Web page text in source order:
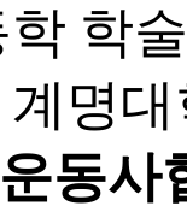
학
명
동사